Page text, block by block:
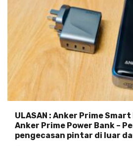
ULASAN : Anker Prime
Anker Prime Power Bank –
pengecasan pintar di luar